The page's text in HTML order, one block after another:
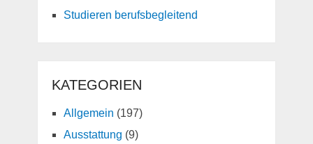
Studieren berufsbegleitend
KATEGORIEN
Allgemein (197)
Ausstattung (9)